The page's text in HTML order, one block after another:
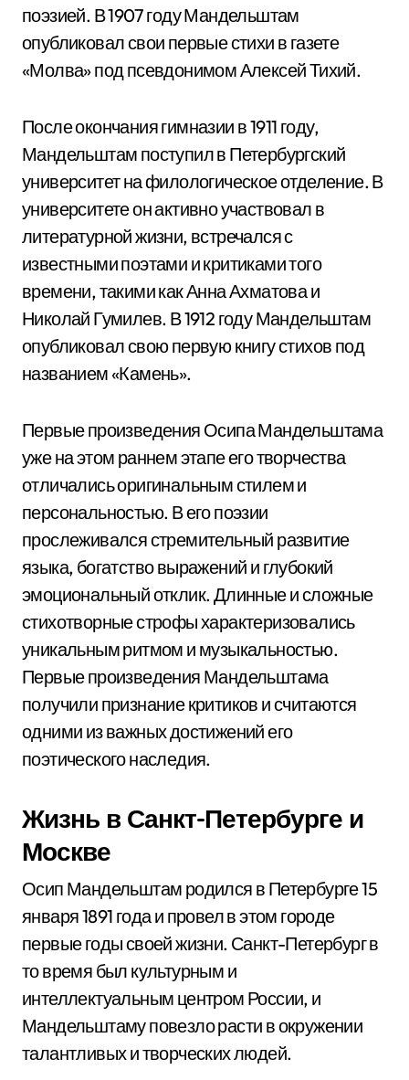
поэзией. В 1907 году Мандельштам
опубликовал свои первые стихи в газете
«Молва» под псевдонимом Алексей Тихий.
После окончания гимназии в 1911 году,
Мандельштам поступил в Петербургский
университет на филологическое отделение. В
университете он активно участвовал в
литературной жизни, встречался с
известными поэтами и критиками того
времени, такими как Анна Ахматова и
Николай Гумилев. В 1912 году Мандельштам
опубликовал свою первую книгу стихов под
названием «Камень».
Первые произведения Осипа Мандельштама
уже на этом раннем этапе его творчества
отличались оригинальным стилем и
персональностью. В его поэзии
прослеживался стремительный развитие
языка, богатство выражений и глубокий
эмоциональный отклик. Длинные и сложные
стихотворные строфы характеризовались
уникальным ритмом и музыкальностью.
Первые произведения Мандельштама
получили признание критиков и считаются
одними из важных достижений его
поэтического наследия.
Жизнь в Санкт-Петербурге и
Москве
Осип Мандельштам родился в Петербурге 15
января 1891 года и провел в этом городе
первые годы своей жизни. Санкт-Петербург в
то время был культурным и
интеллектуальным центром России, и
Мандельштаму повезло расти в окружении
талантливых и творческих людей.